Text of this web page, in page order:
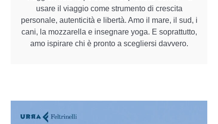
usare il viaggio come strumento di crescita
personale, autenticità e libertà. Amo il mare, il sud, i
cani, la mozzarella e insegnare yoga. E soprattutto,
amo ispirare chi è pronto a scegliersi davvero.